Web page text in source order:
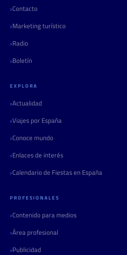
Contacto
Marketing turístico
Radio
Boletín
EXPLORA
Actualidad
Viajes por España
Conoce mundo
Enlaces de interés
Calendario de Fiestas en España
PROFESIONALES
Contenido para medios
Área profesional
Publicidad